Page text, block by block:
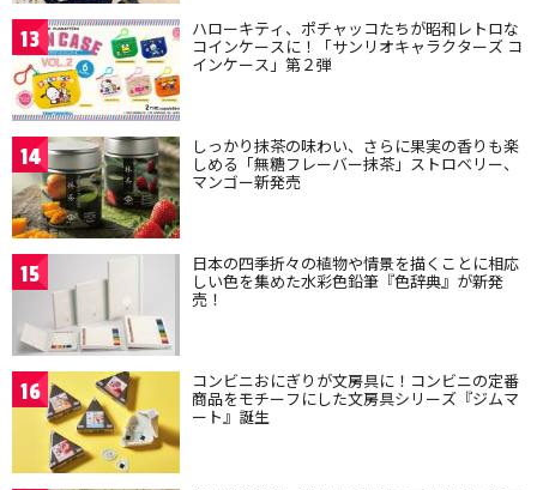
13 ハローキティ、ポチャッコたちが昭和レトロな
コインケースに！「サンリオキャラクターズ コ
インケース」第２弾
14 しっかり抹茶の味わい、さらに果実の香りも楽
しめる「無糖フレーバー抹茶」ストロベリー、
マンゴー新発売
15 日本の四季折々の植物や情景を描くことに相応
しい色を集めた水彩色鉛筆『色辞典』が新発
売！
16 コンビニおにぎりが文房具に！コンビニの定番
商品をモチーフにした文房具シリーズ『ジムマ
ート』誕生